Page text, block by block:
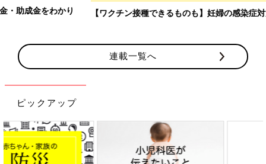
【ワクチン接種できるものも】妊婦の感染症対策、知っておいて！
連載一覧へ
ピックアップ